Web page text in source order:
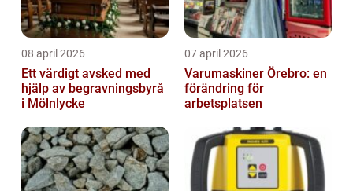
08 april 2026
Ett värdigt avsked med
hjälp av begravningsbyrå
i Mölnlycke
07 april 2026
Varumaskiner Örebro: en
förändring för
arbetsplatsen